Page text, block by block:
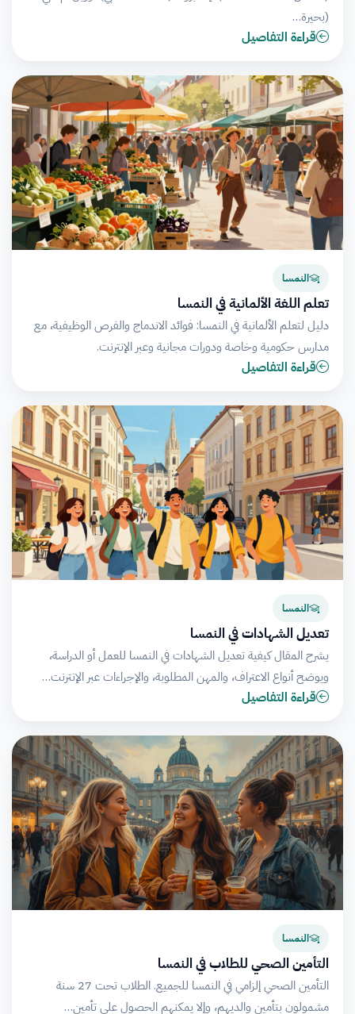
(بحيرة…
قراءة التفاصيل
النمسا
تعلم اللغة الألمانية في النمسا
دليل لتعلم الألمانية في النمسا: فوائد الاندماج والفرص الوظيفية، مع
مدارس حكومية وخاصة ودورات مجانية وعبر الإنترنت.
قراءة التفاصيل
النمسا
تعديل الشهادات في النمسا
يشرح المقال كيفية تعديل الشهادات في النمسا للعمل أو الدراسة،
ويوضح أنواع الاعتراف، والمهن المطلوبة، والإجراءات عبر الإنترنت…
قراءة التفاصيل
النمسا
التأمين الصحي للطلاب في النمسا
التأمين الصحي إلزامي في النمسا للجميع. الطلاب تحت 27 سنة
مشمولون بتأمين والديهم، وإلا يمكنهم الحصول على تأمين…